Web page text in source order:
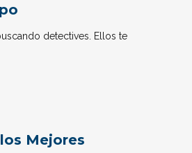
detectives. Ellos te
Mejores